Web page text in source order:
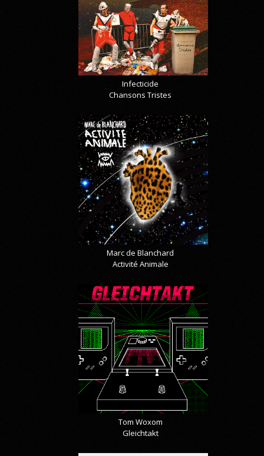
Infecticide
Chansons Tristes
Marc de Blanchard
Activité Animale
Tom Woxom
Gleichtakt